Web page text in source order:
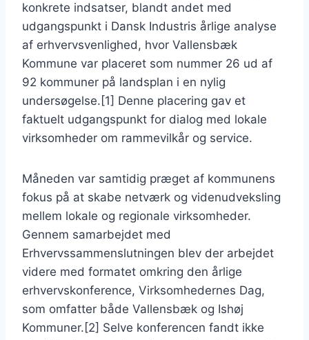
konkrete indsatser, blandt andet med
udgangspunkt i Dansk Industris årlige analyse
af erhvervsvenlighed, hvor Vallensbæk
Kommune var placeret som nummer 26 ud af
92 kommuner på landsplan i en nylig
undersøgelse.[1] Denne placering gav et
faktuelt udgangspunkt for dialog med lokale
virksomheder om rammevilkår og service.
Måneden var samtidig præget af kommunens
fokus på at skabe netværk og videnudveksling
mellem lokale og regionale virksomheder.
Gennem samarbejdet med
Erhvervssammenslutningen blev der arbejdet
videre med formatet omkring den årlige
erhvervskonference, Virksomhedernes Dag,
som omfatter både Vallensbæk og Ishøj
Kommuner.[2] Selve konferencen fandt ikke